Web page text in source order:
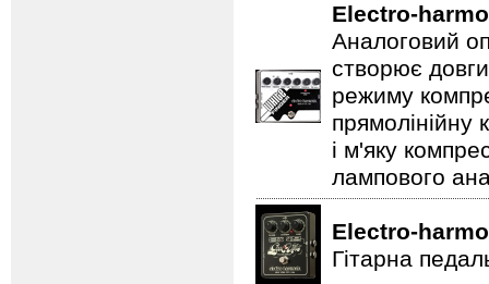
Electro-
Аналоговий
створює
режиму
прямолінійну
і м'яку
лампового
Electro-
Гітарна